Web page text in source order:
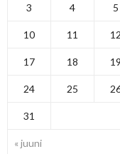
« juuni
3 4 5
10 11 12
17 18 19
24 25
31